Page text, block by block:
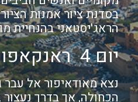
בסדנת ציור אמנות
הראג'יסטאני בהנחיית
יום 4 ראנקאפור- ג'ודפור
נצא מאודאיפור אל עבר
הכחולה, אך בדרך נעצור